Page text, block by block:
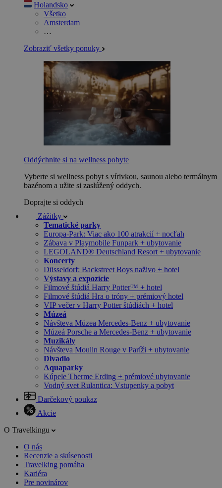
Holandsko
Všetko
Amsterdam
…
Zobraziť všetky ponuky
Oddýchnite si na wellness pobyte
Vyberte si wellness pobyt s vírivkou, saunou alebo termálnym
bazénom a užite si zaslúžený oddych.
Doprajte si oddych
Zážitky
Tematické parky
Europa-Park: Viac ako 100 atrakcií + nocľah
Zábava v Playmobile Funpark + ubytovanie
LEGOLAND® Deutschland Resort + ubytovanie
Koncerty
Düsseldorf: Backstreet Boys naživo + hotel
Výstavy a expozície
Filmové štúdiá Harry Potter™ + hotel
Filmové štúdiá Hra o tróny + prémiový hotel
VIP večer v Harry Potter štúdiách + hotel
Múzeá
Návšteva Múzea Mercedes-Benz + ubytovanie
Múzeá Porsche a Mercedes-Benz + ubytovanie
Muzikály
Návšteva Moulin Rouge v Paríži + ubytovanie
Divadlo
Aquaparky
Kúpele Therme Erding + prémiové ubytovanie
Vodný svet Rulantica: Vstupenky a pobyt
Darčekový poukaz
Akcie
O Travelkingu
O nás
Recenzie a skúsenosti
Travelking pomáha
Kariéra
Pre novinárov